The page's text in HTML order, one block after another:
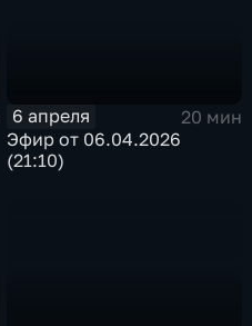
6 апреля
20 мин
Эфир от 06.04.2026
(21:10)